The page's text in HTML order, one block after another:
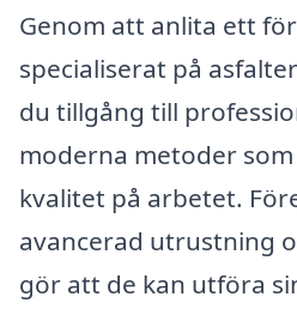
Genom att anlita ett
specialiserat på
du tillgång till
moderna metoder
kvalitet på arbetet.
avancerad utrustning
gör att de kan utföra